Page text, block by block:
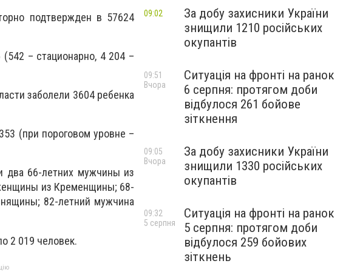
подтвержден в 57624
– стационарно, 4 204 –
заболели 3604 ребенка
(при пороговом уровне –
два 66-летних мужчины из
из Кременщины; 68-
82-летний мужчина
2 019 человек.
За добу захисники України
знищили 1210 російських
окупантів
09:02
Ситуація на фронті на ранок
6 серпня: протягом доби
відбулося 261 бойове
зіткнення
09:51
Вчора
За добу захисники України
знищили 1330 російських
окупантів
09:05
Вчора
Ситуація на фронті на ранок
5 серпня: протягом доби
відбулося 259 бойових
зіткнень
09:32
5 серпня